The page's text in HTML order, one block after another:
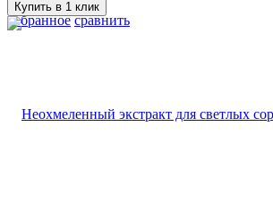
избранное сравнить